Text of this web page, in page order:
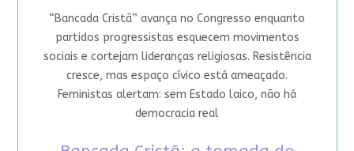
“Bancada Cristã” avança no Congresso enquanto
partidos progressistas esquecem movimentos
sociais e cortejam lideranças religiosas. Resistência
cresce, mas espaço cívico está ameaçado.
Feministas alertam: sem Estado laico, não há
democracia real